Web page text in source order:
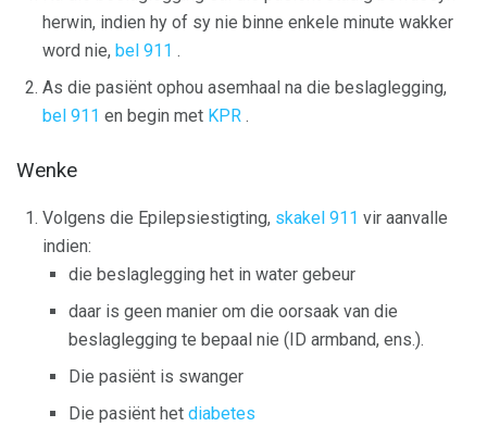
herwin, indien hy of sy nie binne enkele minute wakker
word nie, bel 911 .
As die pasiënt ophou asemhaal na die beslaglegging,
bel 911 en begin met KPR .
Wenke
Volgens die Epilepsiestigting, skakel 911 vir aanvalle
indien:
die beslaglegging het in water gebeur
daar is geen manier om die oorsaak van die
beslaglegging te bepaal nie (ID armband, ens.).
Die pasiënt is swanger
Die pasiënt het diabetes